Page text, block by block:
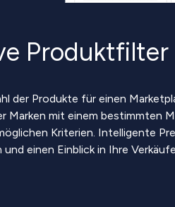
Produktfilter
der Produkte für einen
Marken mit einem bestimmten
Kriterien. Intelligente
einen Einblick in Ihre